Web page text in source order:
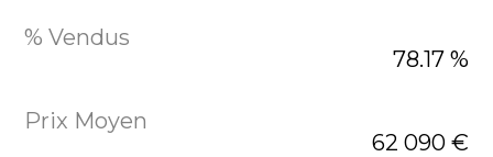
78.17 %
62 090 €